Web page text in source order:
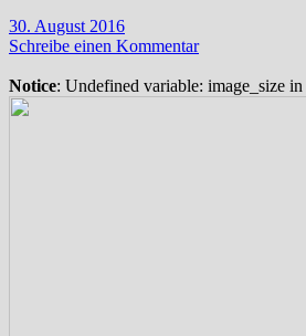
30. August 2016
Schreibe einen Kommentar
Notice: Undefined variable: image_size in